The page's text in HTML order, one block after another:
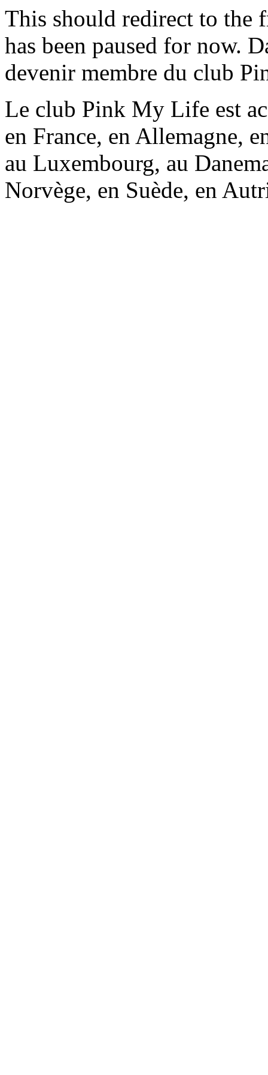
This should redirect to the
has been paused for now.
devenir membre du club
Le club Pink My Life est
en France, en Allemagne,
au Luxembourg, au
Norvège, en Suède, en